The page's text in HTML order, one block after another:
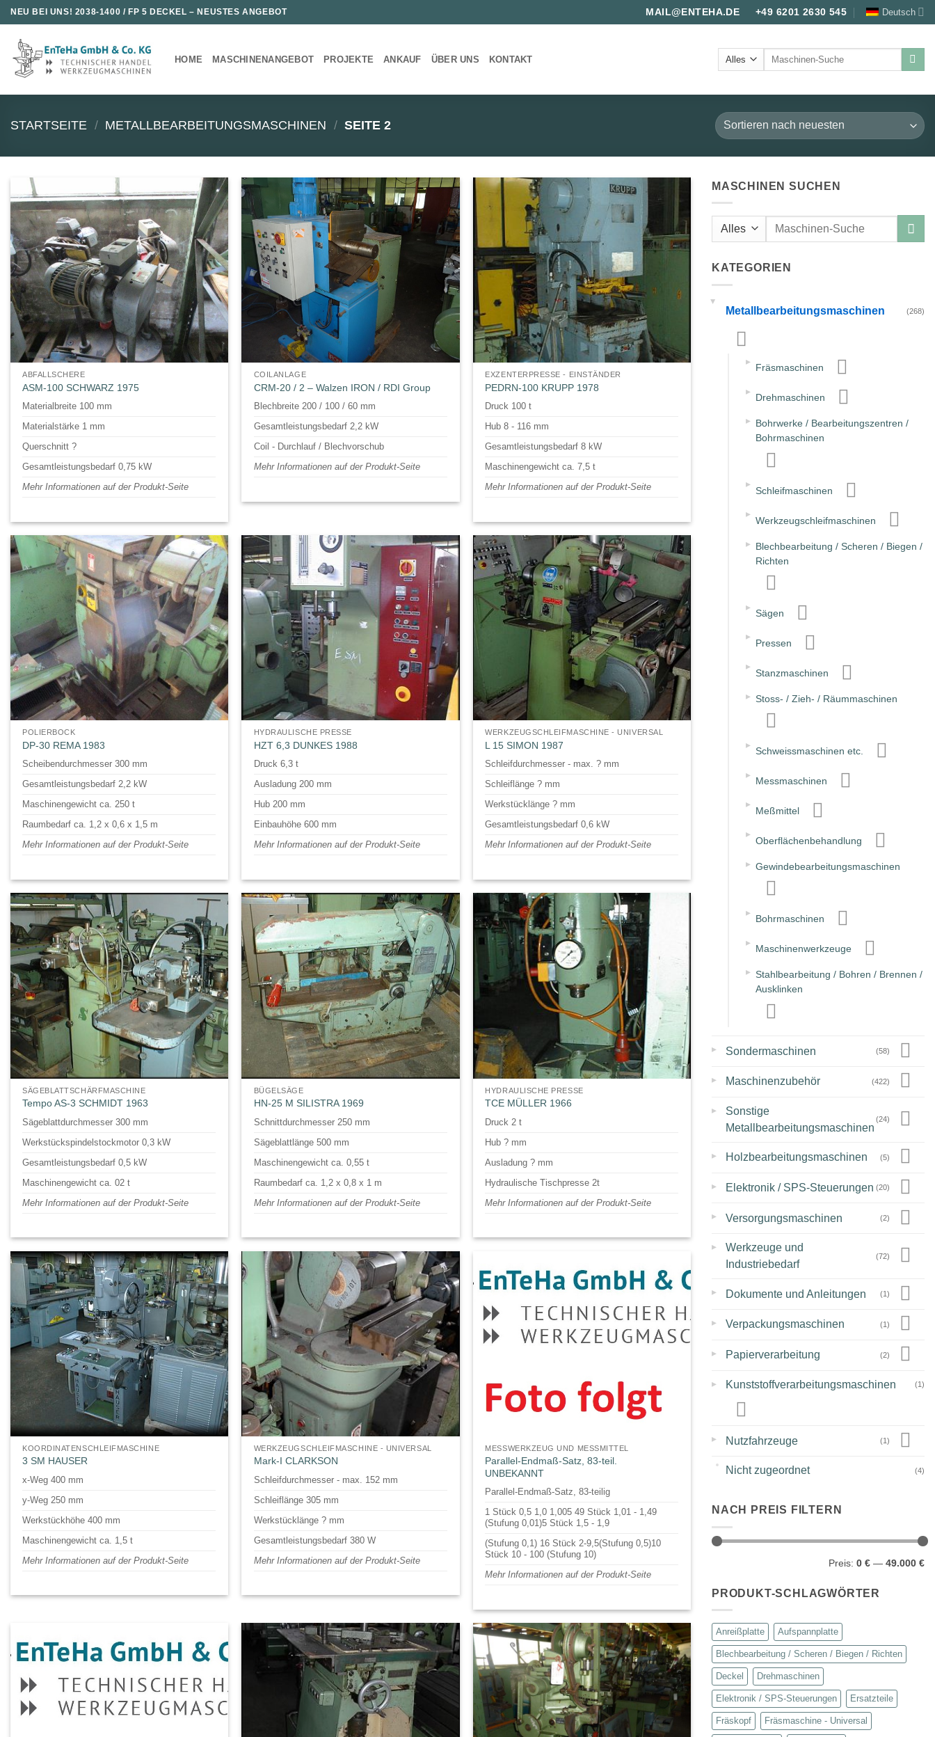
Zum
Inhalt
springen
NEU BEI UNS! 2038-1400 / FP 5 DECKEL – NEUSTES ANGEBOT MAIL@ENTEHA.DE +49 6201 2630 545 Deutsch
HOME MASCHINENANGEBOT PROJEKTE ANKAUF ÜBER UNS KONTAKT
Suche
STARTSEITE / METALLBEARBEITUNGSMASCHINEN / SEITE 2
ABFALLSCHERE
ASM-100 SCHWARZ 1975
Materialbreite 100 mm
Materialstärke 1 mm
Querschnitt ?
Gesamtleistungsbedarf 0,75 kW
Mehr Informationen auf der Produkt-Seite
COILANLAGE
CRM-20 / 2 – Walzen IRON / RDI Group
Blechbreite 200 / 100 / 60 mm
Gesamtleistungsbedarf 2,2 kW
Coil - Durchlauf / Blechvorschub
Mehr Informationen auf der Produkt-Seite
EXZENTERPRESSE - EINSTÄNDER
PEDRN-100 KRUPP 1978
Druck 100 t
Hub 8 - 116 mm
Gesamtleistungsbedarf 8 kW
Maschinengewicht ca. 7,5 t
Mehr Informationen auf der Produkt-Seite
POLIERBOCK
DP-30 REMA 1983
Scheibendurchmesser 300 mm
Gesamtleistungsbedarf 2,2 kW
Maschinengewicht ca. 250 t
Raumbedarf ca. 1,2 x 0,6 x 1,5 m
Mehr Informationen auf der Produkt-Seite
HYDRAULISCHE PRESSE
HZT 6,3 DUNKES 1988
Druck 6,3 t
Ausladung 200 mm
Hub 200 mm
Einbauhöhe 600 mm
Mehr Informationen auf der Produkt-Seite
WERKZEUGSCHLEIFMASCHINE - UNIVERSAL
L 15 SIMON 1987
Schleifdurchmesser - max. ? mm
Schleiflänge ? mm
Werkstücklänge ? mm
Gesamtleistungsbedarf 0,6 kW
Mehr Informationen auf der Produkt-Seite
SÄGEBLATTSCHÄRFMASCHINE
Tempo AS-3 SCHMIDT 1963
Sägeblattdurchmesser 300 mm
Werkstückspindelstockmotor 0,3 kW
Gesamtleistungsbedarf 0,5 kW
Maschinengewicht ca. 02 t
Mehr Informationen auf der Produkt-Seite
BÜGELSÄGE
HN-25 M SILISTRA 1969
Schnittdurchmesser 250 mm
Sägeblattlänge 500 mm
Maschinengewicht ca. 0,55 t
Raumbedarf ca. 1,2 x 0,8 x 1 m
Mehr Informationen auf der Produkt-Seite
HYDRAULISCHE PRESSE
TCE MÜLLER 1966
Druck 2 t
Hub ? mm
Ausladung ? mm
Hydraulische Tischpresse 2t
Mehr Informationen auf der Produkt-Seite
KOORDINATENSCHLEIFMASCHINE
3 SM HAUSER
x-Weg 400 mm
y-Weg 250 mm
Werkstückhöhe 400 mm
Maschinengewicht ca. 1,5 t
Mehr Informationen auf der Produkt-Seite
WERKZEUGSCHLEIFMASCHINE - UNIVERSAL
Mark-I CLARKSON
Schleifdurchmesser - max. 152 mm
Schleiflänge 305 mm
Werkstücklänge ? mm
Gesamtleistungsbedarf 380 W
Mehr Informationen auf der Produkt-Seite
MESSWERKZEUG UND MESSMITTEL
Parallel-Endmaß-Satz, 83-teil.
UNBEKANNT
Parallel-Endmaß-Satz, 83-teilig
1 Stück 0,5 1,0 1,005 49 Stück 1,01 - 1,49
(Stufung 0,01)5 Stück 1,5 - 1,9
(Stufung 0,1) 16 Stück 2-9,5(Stufung 0,5)10
Stück 10 - 100 (Stufung 10)
Mehr Informationen auf der Produkt-Seite
MASCHINEN SUCHEN
Suche
KATEGORIEN
▸
Metallbearbeitungsmaschinen (268)
▸
Fräsmaschinen
▸
Drehmaschinen
▸ Bohrwerke / Bearbeitungszentren /
Bohrmaschinen
▸
Schleifmaschinen
▸
Werkzeugschleifmaschinen
▸ Blechbearbeitung / Scheren / Biegen /
Richten
▸
Sägen
▸
Pressen
▸
Stanzmaschinen
▸ Stoss- / Zieh- / Räummaschinen
▸
Schweissmaschinen etc.
▸
Messmaschinen
▸
Meßmittel
▸
Oberflächenbehandlung
▸ Gewindebearbeitungsmaschinen
▸
Bohrmaschinen
▸
Maschinenwerkzeuge
▸ Stahlbearbeitung / Bohren / Brennen /
Ausklinken
▸ Sondermaschinen (58)
▸ Maschinenzubehör (422)
▸
Sonstige
Metallbearbeitungsmaschinen
(24)
▸ Holzbearbeitungsmaschinen (5)
▸ Elektronik / SPS-Steuerungen (20)
▸ Versorgungsmaschinen (2)
▸
Werkzeuge und
Industriebedarf
(72)
▸ Dokumente und Anleitungen (1)
▸ Verpackungsmaschinen (1)
▸ Papierverarbeitung (2)
▸ Kunststoffverarbeitungsmaschinen (1)
▸ Nutzfahrzeuge (1)
Nicht zugeordnet (4)
NACH PREIS FILTERN
Preis: 0 € — 49.000 €
PRODUKT-SCHLAGWÖRTER
Anreißplatte Aufspannplatte
Blechbearbeitung / Scheren / Biegen / Richten
Deckel Drehmaschinen
Elektronik / SPS-Steuerungen Ersatzteile
Fräskopf Fräsmaschine - Universal